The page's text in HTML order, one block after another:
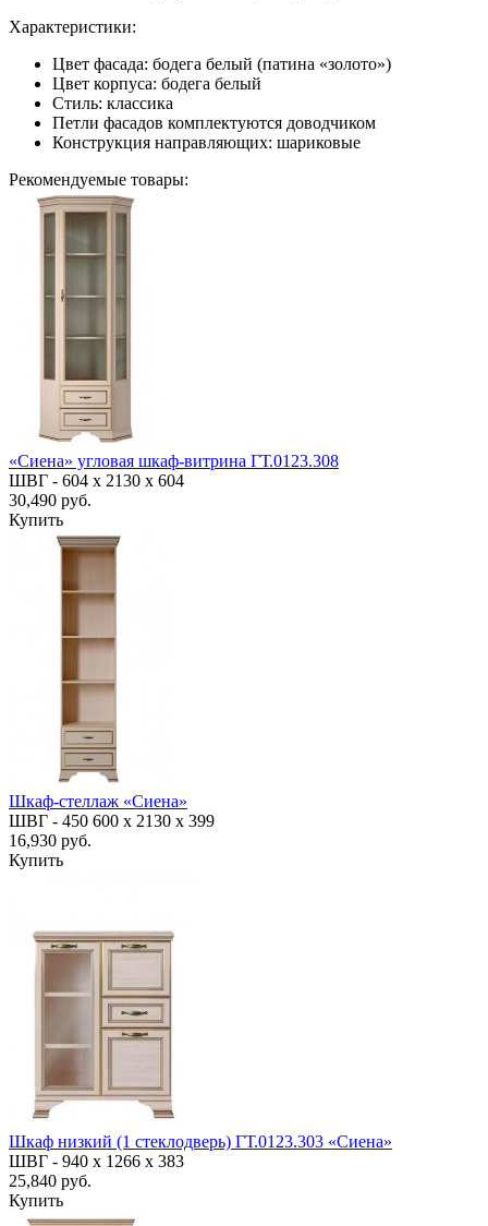
Характеристики:
Цвет фасада: бодега белый (патина «золото»)
Цвет корпуса: бодега белый
Стиль: классика
Петли фасадов комплектуются доводчиком
Конструкция направляющих: шариковые
Рекомендуемые товары:
«Сиена» угловая шкаф-витрина ГТ.0123.308
ШВГ - 604 х 2130 х 604
30,490 руб.
Купить
Шкаф-стеллаж «Сиена»
ШВГ - 450 600 х 2130 х 399
16,930 руб.
Купить
Шкаф низкий (1 стеклодверь) ГТ.0123.303 «Сиена»
ШВГ - 940 х 1266 х 383
25,840 руб.
Купить